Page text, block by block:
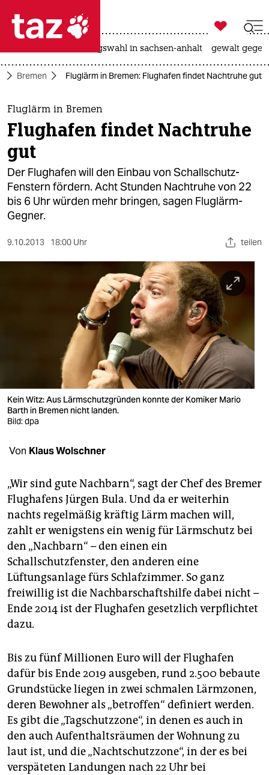
 taz zahl ich
taz zahl ich
themen
politik
öko
gesellschaft
kultur
sport
veranstaltungen
shop
fragen & hilfe
abo
genossenschaft
epaper login

taz zahl ich
landtagswahl in sachsen-anhalt gewalt
Bremen Fluglärm in Bremen: Flughafen findet Nachtruhe gut
Fluglärm in Bremen
Flughafen findet Nachtruhe
gut
Der Flughafen will den Einbau von Schallschutz-
Fenstern fördern. Acht Stunden Nachtruhe von 22
bis 6 Uhr würden mehr bringen, sagen Fluglärm-
Gegner.
9.10.2013 18:00 Uhr teilen
Kein Witz: Aus Lärmschutzgründen konnte der Komiker Mario
Barth in Bremen nicht landen.
Bild: dpa
Von Klaus Wolschner
„Wir sind gute Nachbarn“, sagt der Chef des Bremer
Flughafens Jürgen Bula. Und da er weiterhin
nachts regelmäßig kräftig Lärm machen will,
zahlt er wenigstens ein wenig für Lärmschutz bei
den „Nachbarn“ – den einen ein
Schallschutzfenster, den anderen eine
Lüftungsanlage fürs Schlafzimmer. So ganz
freiwillig ist die Nachbarschaftshilfe dabei nicht –
Ende 2014 ist der Flughafen gesetzlich verpflichtet
dazu.
Bis zu fünf Millionen Euro will der Flughafen
dafür bis Ende 2019 ausgeben, rund 2.500 bebaute
Grundstücke liegen in zwei schmalen Lärmzonen,
deren Bewohner als „betroffen“ definiert werden.
Es gibt die „Tagschutzzone“, in denen es auch in
den auch Aufenthaltsräumen der Wohnung zu
laut ist, und die „Nachtschutzzone“, in der es bei
verspäteten Landungen nach 22 Uhr bei